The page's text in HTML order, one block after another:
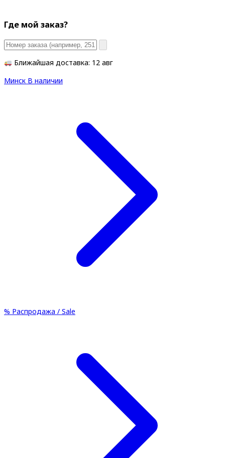
Где мой заказ?
Ближайшая доставка: 12 авг
Минск В наличии
% Распродажа / Sale